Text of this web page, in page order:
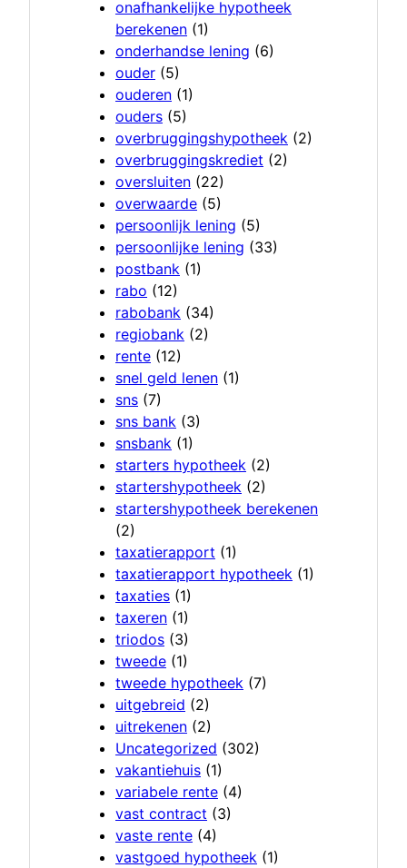
onafhankelijke hypotheek
berekenen (1)
onderhandse lening (6)
ouder (5)
ouderen (1)
ouders (5)
overbruggingshypotheek (2)
overbruggingskrediet (2)
oversluiten (22)
overwaarde (5)
persoonlijk lening (5)
persoonlijke lening (33)
postbank (1)
rabo (12)
rabobank (34)
regiobank (2)
rente (12)
snel geld lenen (1)
sns (7)
sns bank (3)
snsbank (1)
starters hypotheek (2)
startershypotheek (2)
startershypotheek berekenen
(2)
taxatierapport (1)
taxatierapport hypotheek (1)
taxaties (1)
taxeren (1)
triodos (3)
tweede (1)
tweede hypotheek (7)
uitgebreid (2)
uitrekenen (2)
Uncategorized (302)
vakantiehuis (1)
variabele rente (4)
vast contract (3)
vaste rente (4)
vastgoed hypotheek (1)